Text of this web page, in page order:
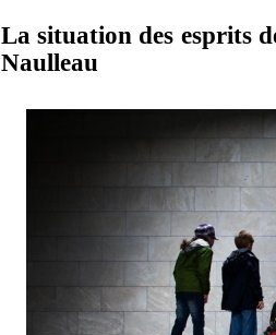
La situation des esprits
Naulleau